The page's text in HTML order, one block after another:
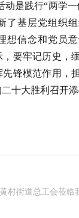
动是践行“两学
了基层党组织
想信念和党员
，要牢记历史，
锋模范作用，
十大胜利召开添
村街道总工会莅临